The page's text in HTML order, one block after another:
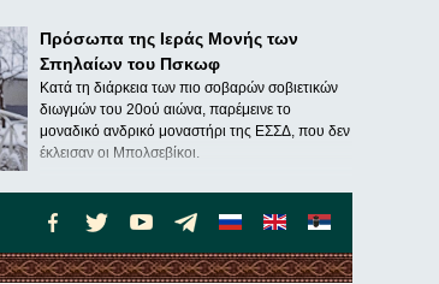
Πρόσωπα της Ιεράς Μονής των
Σπηλαίων του Πσκωφ
Κατά τη διάρκεια των πιο σοβαρών σοβιετικών
διωγμών του 20ού αιώνα, παρέμεινε το
μοναδικό ανδρικό μοναστήρι της ΕΣΣΔ, που δεν
έκλεισαν οι Μπολσεβίκοι.